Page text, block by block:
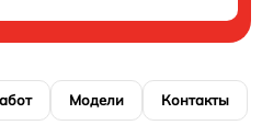
Модели Контакты